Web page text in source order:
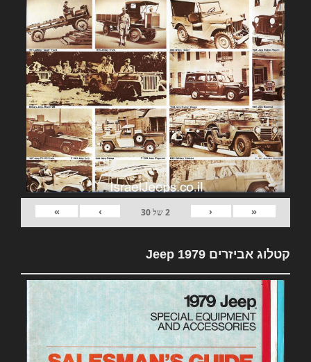
«
‹
2של30
›
»
קטלוג אביזרים 1979 Jeep